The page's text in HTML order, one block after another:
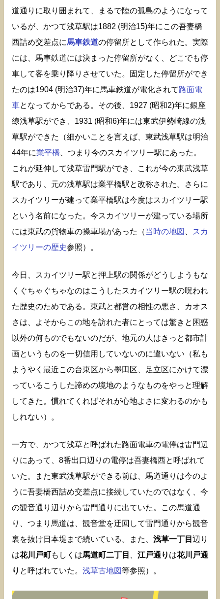
道通りに取り囲まれて、まるで陸の孤島のようになって
いるが、かつて浅草駅は1882 (明治15)年にこの吾妻橋
西詰め交差点に馬車鉄道の停留所として作られた。実際
には、馬車鉄道には決まった停留所がなく、どこでも停
車して客を乗り降りさせていた。固定した停留所ができ
たのは1904 (明治37)年に馬車鉄道が電化されて路面電
車となってからである。その後、1927 (昭和2)年に銀座
線浅草駅ができ、1931 (昭和6)年には東武伊勢崎線の浅
草駅ができた（細かいことを言えば、東武浅草駅は明治
44年に業平橋 、つまり今のスカイツリー駅にあった。
これが延伸して浅草雷門駅ができ、これが今の東武浅草
駅であり、元の浅草駅は業平橋駅と改称された。さらに
スカイツリーが建って業平橋駅は今度はスカイツリー駅
という名前になった。今スカイツリーが建っている場所
には東武の貨物車の操車場があった（当時の地図
スカ
イツリーの歴史参照）。
今日、スカイツリー駅と押上駅の関係がどうしようもな
くぐちゃぐちゃなのはこうしたスカイツリー駅の呪われ
た歴史のためである。東武と都営の相性の悪さ、カオス
さは、よそからこの地を訪れた者にとっては驚きと困惑
以外の何ものでもないのだが、地元の人はきっと都市計
画というものを一切信用していないのに違いない（私も
ようやく最近この台東区から墨田区、足立区にかけて漂
っているこうした諦めの境地のようなものをやっと理解
してきた。慣れてくればそれが心地よさに変わるのかも
しれない）。
一方で、かつて浅草と呼ばれた路面電車の電停は雷門辺
りにあって、8番出口辺りの電停は吾妻橋西と呼ばれて
いた。また東武浅草駅ができる前は、馬道通りは今のよ
うに吾妻橋西詰め交差点に接続していたのではなく、今
の観音通り辺りから雷門通りに出ていた。この馬道通
り、つまり馬道は、観音堂を迂回して雷門通りから観音
裏を抜け日本堤まで続いている。また、 浅草一丁目 辺り
は花川戸町もしくは馬道町二丁目 江戸通り は花川戸通
り と呼ばれていた。 浅草古地図等参照）。